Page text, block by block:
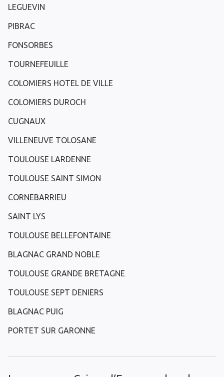
LEGUEVIN
PIBRAC
FONSORBES
TOURNEFEUILLE
COLOMIERS HOTEL DE VILLE
COLOMIERS DUROCH
CUGNAUX
VILLENEUVE TOLOSANE
TOULOUSE LARDENNE
TOULOUSE SAINT SIMON
CORNEBARRIEU
SAINT LYS
TOULOUSE BELLEFONTAINE
BLAGNAC GRAND NOBLE
TOULOUSE GRANDE BRETAGNE
TOULOUSE SEPT DENIERS
BLAGNAC PUIG
PORTET SUR GARONNE